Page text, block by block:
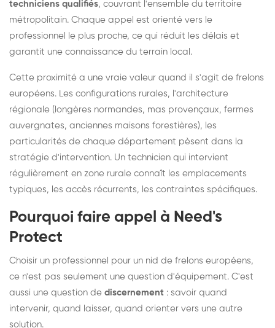
techniciens qualifiés, couvrant l'ensemble du territoire
métropolitain. Chaque appel est orienté vers le
professionnel le plus proche, ce qui réduit les délais et
garantit une connaissance du terrain local.
Cette proximité a une vraie valeur quand il s'agit de frelons
européens. Les configurations rurales, l'architecture
régionale (longères normandes, mas provençaux, fermes
auvergnates, anciennes maisons forestières), les
particularités de chaque département pèsent dans la
stratégie d'intervention. Un technicien qui intervient
régulièrement en zone rurale connaît les emplacements
typiques, les accès récurrents, les contraintes spécifiques.
Pourquoi faire appel à Need's
Protect
Choisir un professionnel pour un nid de frelons européens,
ce n'est pas seulement une question d'équipement. C'est
aussi une question de discernement : savoir quand
intervenir, quand laisser, quand orienter vers une autre
solution.